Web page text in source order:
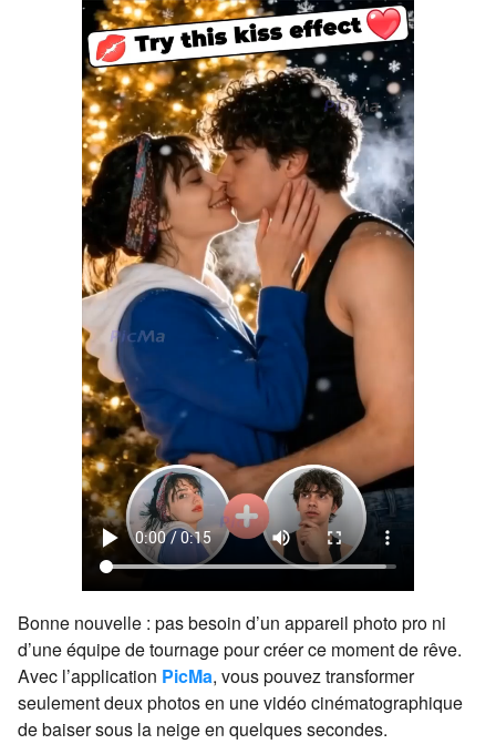
Bonne nouvelle : pas besoin d’un appareil photo pro ni
d’une équipe de tournage pour créer ce moment de rêve.
Avec l’application PicMa, vous pouvez transformer
seulement deux photos en une vidéo cinématographique
de baiser sous la neige en quelques secondes.